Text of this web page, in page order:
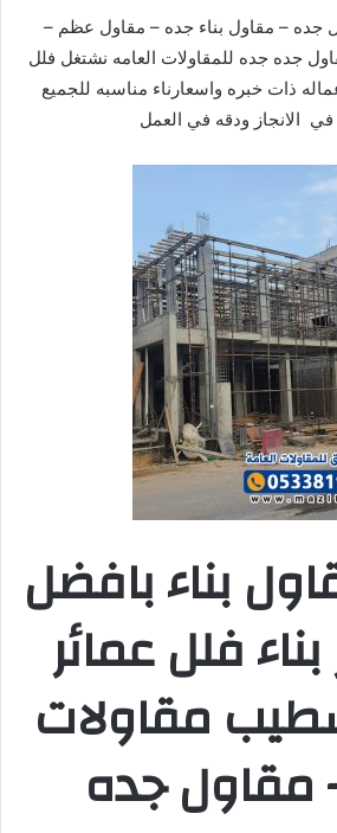
جده – مقاول بناء جده – مقاول عظم –
جده جده للمقاولات العامه نشتغل فلل
ذات خبره واسعارناء مناسبه للجميع
الانجاز ودقه في العمل
بناء بافضل
فلل عمائر
مقاولات
مقاول جده